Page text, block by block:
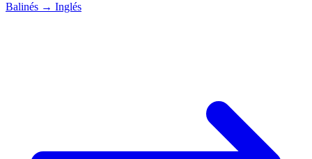
Balinés → Inglés